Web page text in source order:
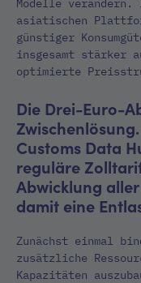
Modelle
asiatischen
günstiger
insgesamt stärker
optimierte
Die Drei-Euro-
Customs Data
reguläre
Abwicklung
damit eine
Zunächst einmal
zusätzliche
Kapazitäten